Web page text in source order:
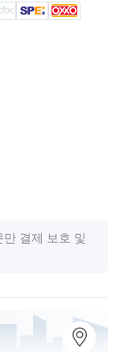
결제 보호 및